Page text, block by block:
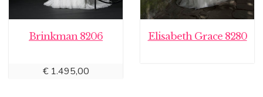
Brinkman 8206
€1.495,00
Elisabeth Grace 8280